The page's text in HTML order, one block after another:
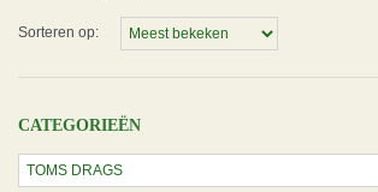
Sorteren op:
CATEGORIEËN